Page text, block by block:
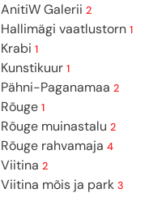
AnitiW Galerii 2
Hallimägi vaatlustorn 1
Krabi 1
Kunstikuur 1
Pähni-Paganamaa 2
Rõuge 1
Rõuge muinastalu 2
Rõuge rahvamaja 4
Viitina 2
Viitina mõis ja park 3